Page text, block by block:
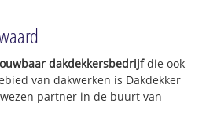
dakdekkersbedrijfdie ook
van dakwerken is Dakdekker
partner in de buurt van